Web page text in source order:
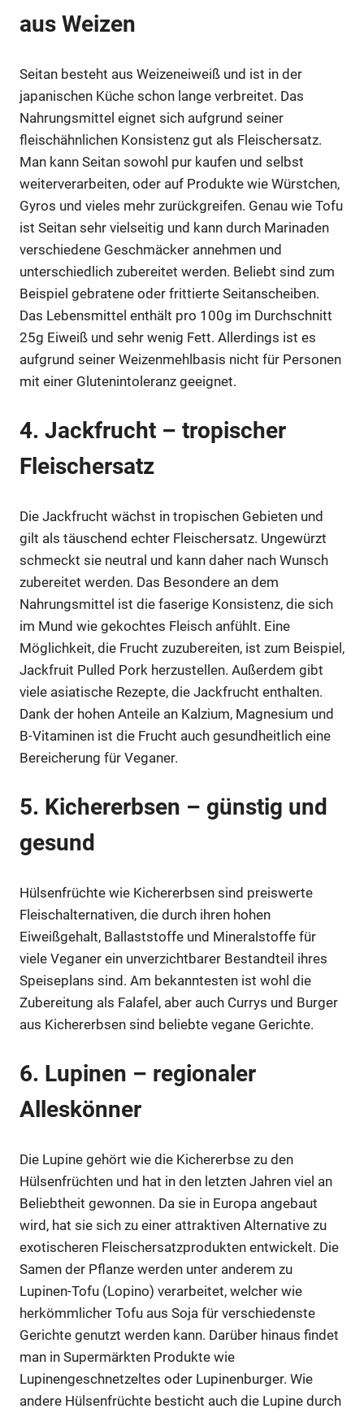
aus Weizen
Seitan besteht aus Weizeneiweiß und ist in der
japanischen Küche schon lange verbreitet. Das
Nahrungsmittel eignet sich aufgrund seiner
fleischähnlichen Konsistenz gut als Fleischersatz.
Man kann Seitan sowohl pur kaufen und selbst
weiterverarbeiten, oder auf Produkte wie Würstchen,
Gyros und vieles mehr zurückgreifen. Genau wie Tofu
ist Seitan sehr vielseitig und kann durch Marinaden
verschiedene Geschmäcker annehmen und
unterschiedlich zubereitet werden. Beliebt sind zum
Beispiel gebratene oder frittierte Seitanscheiben.
Das Lebensmittel enthält pro 100g im Durchschnitt
25g Eiweiß und sehr wenig Fett. Allerdings ist es
aufgrund seiner Weizenmehlbasis nicht für Personen
mit einer Glutenintoleranz geeignet.
4. Jackfrucht – tropischer
Fleischersatz
Die Jackfrucht wächst in tropischen Gebieten und
gilt als täuschend echter Fleischersatz. Ungewürzt
schmeckt sie neutral und kann daher nach Wunsch
zubereitet werden. Das Besondere an dem
Nahrungsmittel ist die faserige Konsistenz, die sich
im Mund wie gekochtes Fleisch anfühlt. Eine
Möglichkeit, die Frucht zuzubereiten, ist zum Beispiel,
Jackfruit Pulled Pork herzustellen. Außerdem gibt
viele asiatische Rezepte, die Jackfrucht enthalten.
Dank der hohen Anteile an Kalzium, Magnesium und
B-Vitaminen ist die Frucht auch gesundheitlich eine
Bereicherung für Veganer.
5. Kichererbsen – günstig und
gesund
Hülsenfrüchte wie Kichererbsen sind preiswerte
Fleischalternativen, die durch ihren hohen
Eiweißgehalt, Ballaststoffe und Mineralstoffe für
viele Veganer ein unverzichtbarer Bestandteil ihres
Speiseplans sind. Am bekanntesten ist wohl die
Zubereitung als Falafel, aber auch Currys und Burger
aus Kichererbsen sind beliebte vegane Gerichte.
6. Lupinen – regionaler
Alleskönner
Die Lupine gehört wie die Kichererbse zu den
Hülsenfrüchten und hat in den letzten Jahren viel an
Beliebtheit gewonnen. Da sie in Europa angebaut
wird, hat sie sich zu einer attraktiven Alternative zu
exotischeren Fleischersatzprodukten entwickelt. Die
Samen der Pflanze werden unter anderem zu
Lupinen-Tofu (Lopino) verarbeitet, welcher wie
herkömmlicher Tofu aus Soja für verschiedenste
Gerichte genutzt werden kann. Darüber hinaus findet
man in Supermärkten Produkte wie
Lupinengeschnetzeltes oder Lupinenburger. Wie
andere Hülsenfrüchte besticht auch die Lupine durch